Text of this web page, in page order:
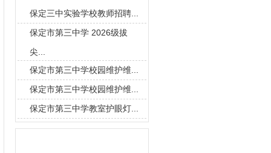
保定三中实验学校教师招聘...
保定市第三中学 2026级拔
尖...
保定市第三中学校园维护维...
保定市第三中学校园维护维...
保定市第三中学教室护眼灯...